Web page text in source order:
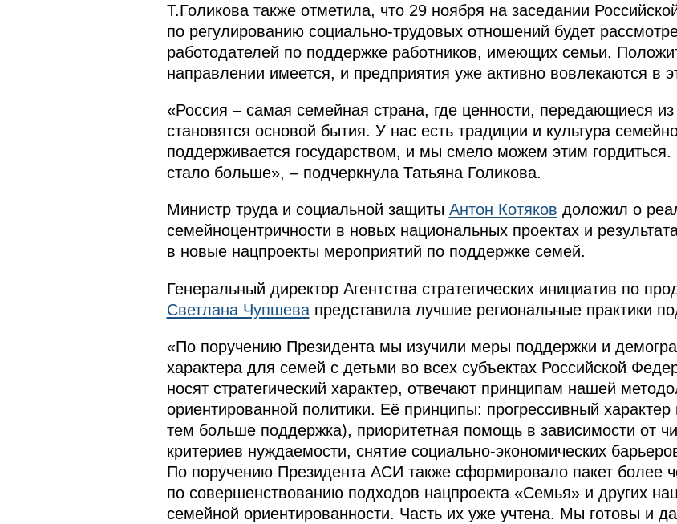
Т.Голикова также отметила, что 29 ноября на заседании
по регулированию социально-трудовых отношений будет
работодателей по поддержке работников, имеющих семьи.
направлении имеется, и предприятия уже активно вовлекаются в
«Россия – самая семейная страна, где ценности, передающиеся
становятся основой бытия. У нас есть традиции и культура
поддерживается государством, и мы смело можем этим
стало больше», – подчеркнула Татьяна Голикова.
Министр труда и социальной защиты Антон Котяков доложил о
семейноцентричности в новых национальных проектах и
в новые нацпроекты мероприятий по поддержке семей.
Генеральный директор Агентства стратегических инициатив по
Светлана Чупшевапредставила лучшие региональные практики
«По поручению Президента мы изучили меры поддержки и
характера для семей с детьми во всех субъектах Российской
носят стратегический характер, отвечают принципам нашей
ориентированной политики. Её принципы: прогрессивный
тем больше поддержка), приоритетная помощь в зависимости от
критериев нуждаемости, снятие социально-экономических
По поручению Президента АСИ также сформировало пакет более
по совершенствованию подходов нацпроекта «Семья» и других
семейной ориентированности. Часть их уже учтена. Мы готовы и